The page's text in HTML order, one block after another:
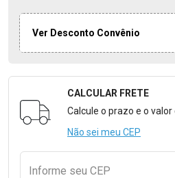
Ver Desconto Convênio
Formulário para
CALCULAR FRETE
Calcule o prazo e o
Não sei meu CEP
Informe seu CEP